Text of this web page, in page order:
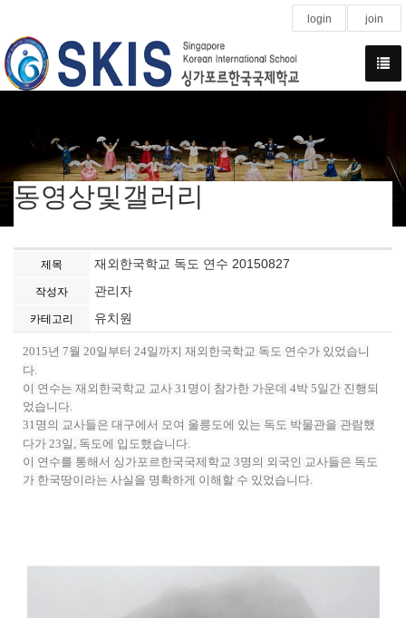
login join
동영상및갤러리
제목 재외한국학교 독도 연수 20150827
작성자 관리자
카테고리 유치원
2015년 7월 20일부터 24일까지 재외한국학교 독도 연수가 있었습니
다.
이 연수는 재외한국학교 교사 31명이 참가한 가운데 4박 5일간 진행되
었습니다.
31명의 교사들은 대구에서 모여 울릉도에 있는 독도 박물관을 관람했
다가 23일, 독도에 입도했습니다.
이 연수를 통해서 싱가포르한국국제학교 3명의 외국인 교사들은 독도
가 한국땅이라는 사실을 명확하게 이해할 수 있었습니다.